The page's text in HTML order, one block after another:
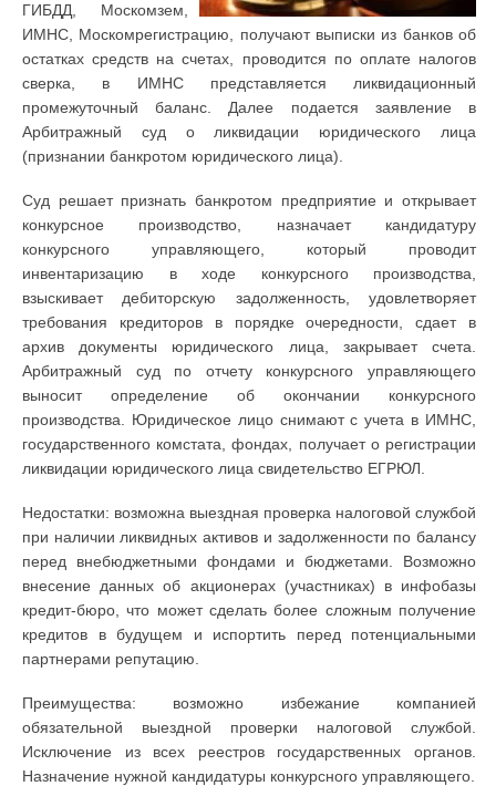
ГИБДД, Москомзем,
ИМНС, Москомрегистрацию, получают выписки из банков об
остатках средств на счетах, проводится по оплате налогов
сверка, в ИМНС представляется ликвидационный
промежуточный баланс. Далее подается заявление в
Арбитражный суд о ликвидации юридического лица
(признании банкротом юридического лица).
Суд решает признать банкротом предприятие и открывает
конкурсное производство, назначает кандидатуру
конкурсного управляющего, который проводит
инвентаризацию в ходе конкурсного производства,
взыскивает дебиторскую задолженность, удовлетворяет
требования кредиторов в порядке очередности, сдает в
архив документы юридического лица, закрывает счета.
Арбитражный суд по отчету конкурсного управляющего
выносит определение об окончании конкурсного
производства. Юридическое лицо снимают с учета в ИМНС,
государственного комстата, фондах, получает о регистрации
ликвидации юридического лица свидетельство ЕГРЮЛ.
Недостатки: возможна выездная проверка налоговой службой
при наличии ликвидных активов и задолженности по балансу
перед внебюджетными фондами и бюджетами. Возможно
внесение данных об акционерах (участниках) в инфобазы
кредит-бюро, что может сделать более сложным получение
кредитов в будущем и испортить перед потенциальными
партнерами репутацию.
Преимущества: возможно избежание компанией
обязательной выездной проверки налоговой службой.
Исключение из всех реестров государственных органов.
Назначение нужной кандидатуры конкурсного управляющего.